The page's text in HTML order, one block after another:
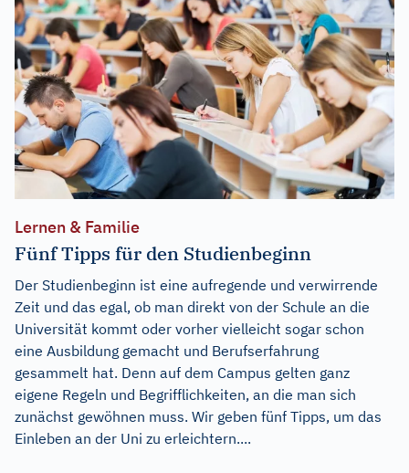
Lernen & Familie
Fünf Tipps für den Studienbeginn
Der Studienbeginn ist eine aufregende und verwirrende
Zeit und das egal, ob man direkt von der Schule an die
Universität kommt oder vorher vielleicht sogar schon
eine Ausbildung gemacht und Berufserfahrung
gesammelt hat. Denn auf dem Campus gelten ganz
eigene Regeln und Begrifflichkeiten, an die man sich
zunächst gewöhnen muss. Wir geben fünf Tipps, um das
Einleben an der Uni zu erleichtern....